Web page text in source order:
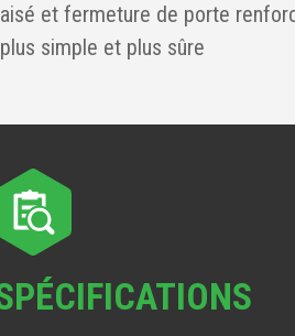
aisé et fermeture de porte
plus simple et plus sûre